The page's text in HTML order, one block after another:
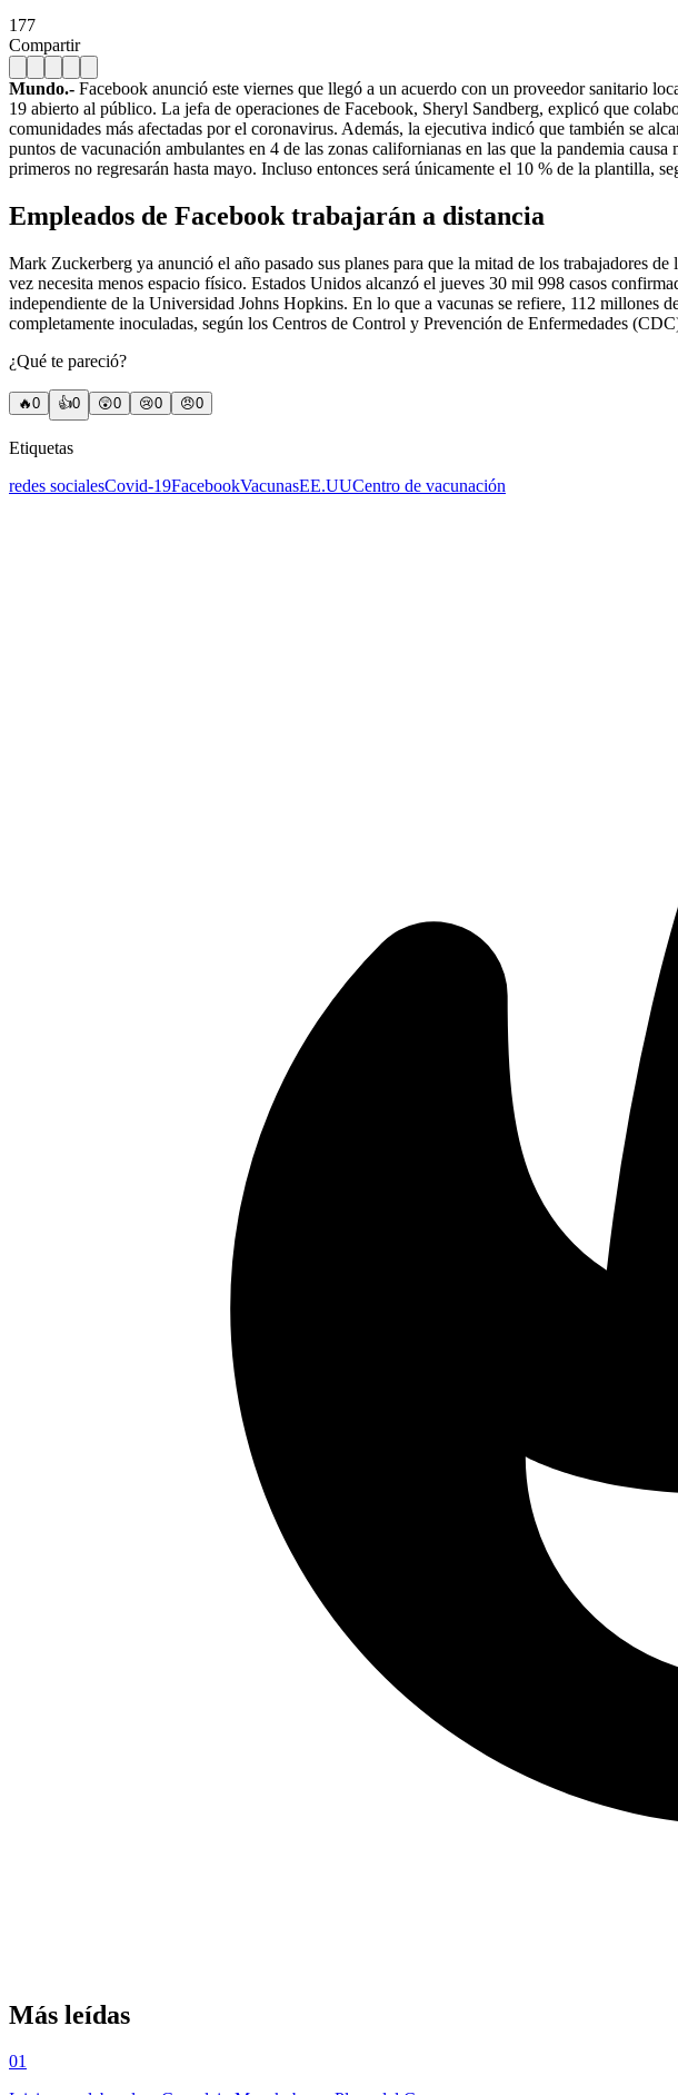
177
Compartir
Mundo.- Facebook anunció este viernes que llegó a un acuerdo con un proveedor sanitario
19 abierto al público. La jefa de operaciones de Facebook, Sheryl Sandberg, explicó que
comunidades más afectadas por el coronavirus. Además, la ejecutiva indicó que también se
puntos de vacunación ambulantes en 4 de las zonas californianas en las que la pandemia
primeros no regresarán hasta mayo. Incluso entonces será únicamente el 10 % de la plantilla,
Empleados de Facebook trabajarán a distancia
Mark Zuckerberg ya anunció el año pasado sus planes para que la mitad de los trabajadores
vez necesita menos espacio físico. Estados Unidos alcanzó el jueves 30 mil 998 casos
independiente de la Universidad Johns Hopkins. En lo que a vacunas se refiere, 112 millones
completamente inoculadas, según los Centros de Control y Prevención de Enfermedades
¿Qué te pareció?
🔥0 👍0 😲0 😢0 😠0
Etiquetas
redes socialesCovid-19FacebookVacunasEE.UUCentro de vacunación
Más leídas
01